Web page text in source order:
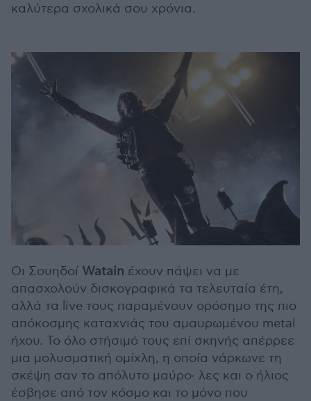
καλύτερα σχολικά σου χρόνια.
Οι Σουηδοί Watain έχουν πάψει να με
απασχολούν δισκογραφικά τα τελευταία έτη,
αλλά τα live τους παραμένουν ορόσημο της πιο
απόκοσμης καταχνιάς του αμαυρωμένου metal
ήχου. Το όλο στήσιμό τους επί σκηνής απέρρεε
μια μολυσματική ομίχλη, η οποία νάρκωνε τη
σκέψη σαν το απόλυτο μαύρο· λες και ο ήλιος
έσβησε από τον κόσμο και το μόνο που